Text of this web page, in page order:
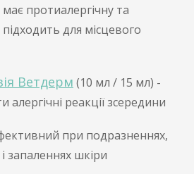
має протиалергічну та
для місцевого
Ветдерм (10 мл / 15 мл) -
реакції зсередини
при подразненнях,
запаленнях шкіри